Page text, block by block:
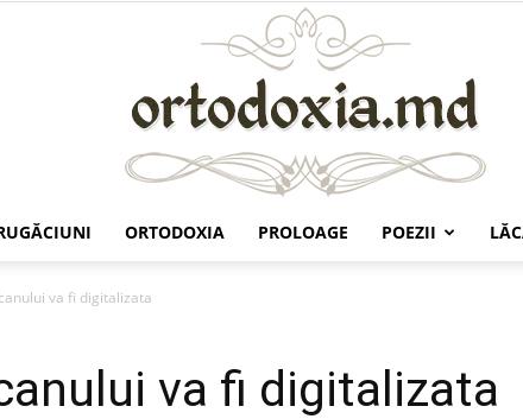
ORTODOXIA PROLOAGE POEZII
va fi digitalizata
va fi digitalizata